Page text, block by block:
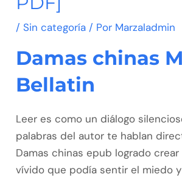
/Sin categoría / Por Marzaladmin
Damas chinas
Bellatin
Leer es como un diálogo
palabras del autor te hablan
Damas chinas epub logrado
vívido que podía sentir el miedo